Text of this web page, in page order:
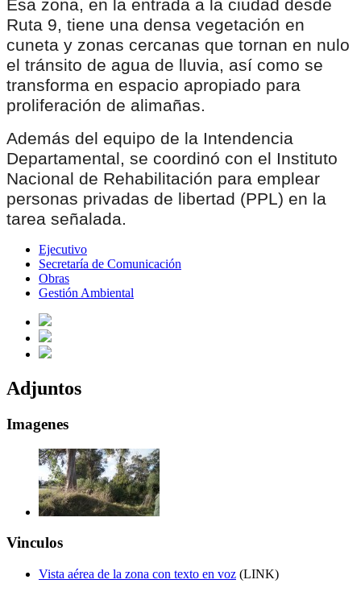
Esa zona, en la entrada a la ciudad desde
Ruta 9, tiene una densa vegetación en
cuneta y zonas cercanas que tornan en nulo
el tránsito de agua de lluvia, así como se
transforma en espacio apropiado para
proliferación de alimañas.
Además del equipo de la Intendencia
Departamental, se coordinó con el Instituto
Nacional de Rehabilitación para emplear
personas privadas de libertad (PPL) en la
tarea señalada.
Ejecutivo
Secretaría de Comunicación
Obras
Gestión Ambiental
Adjuntos
Imagenes
Vinculos
Vista aérea de la zona con texto en voz (LINK)